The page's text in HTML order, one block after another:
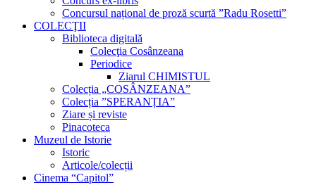
Concursul național de proză scurtă ”Radu Rosetti”
COLECŢII
Biblioteca digitală
Colecţia Cosânzeana
Periodice
Ziarul CHIMISTUL
Colecția „COSÂNZEANA”
Colecția ”SPERANȚIA”
Ziare și reviste
Pinacoteca
Muzeul de Istorie
Istoric
Articole/colecții
Cinema “Capitol”